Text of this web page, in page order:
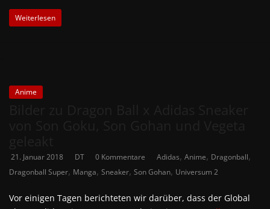
Weiterlesen
Anime
21. Januar 2018 DT 0 Kommentare Adidas, Anime, Dragonball,
Dragonball Super, Manga, Sneaker, Son Gohan, Universum 2
Vor einigen Tagen berichteten wir darüber, dass der Global